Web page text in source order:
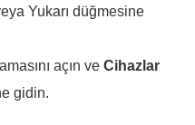
Yukarı düğmesine
açın veCihazlar
gidin.